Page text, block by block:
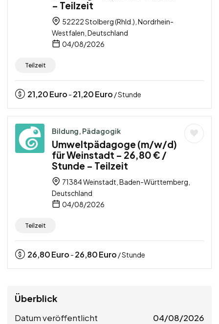
– Teilzeit
52222 Stolberg (Rhld.), Nordrhein-
Westfalen, Deutschland
04/08/2026
Teilzeit
21,20Euro - 21,20Euro / Stunde
Bildung, Pädagogik
Umweltpädagoge (m/w/d)
für Weinstadt – 26,80 € /
Stunde – Teilzeit
71384 Weinstadt, Baden-Württemberg,
Deutschland
04/08/2026
Teilzeit
26,80Euro - 26,80Euro / Stunde
Überblick
Datum veröffentlicht 04/08/2026